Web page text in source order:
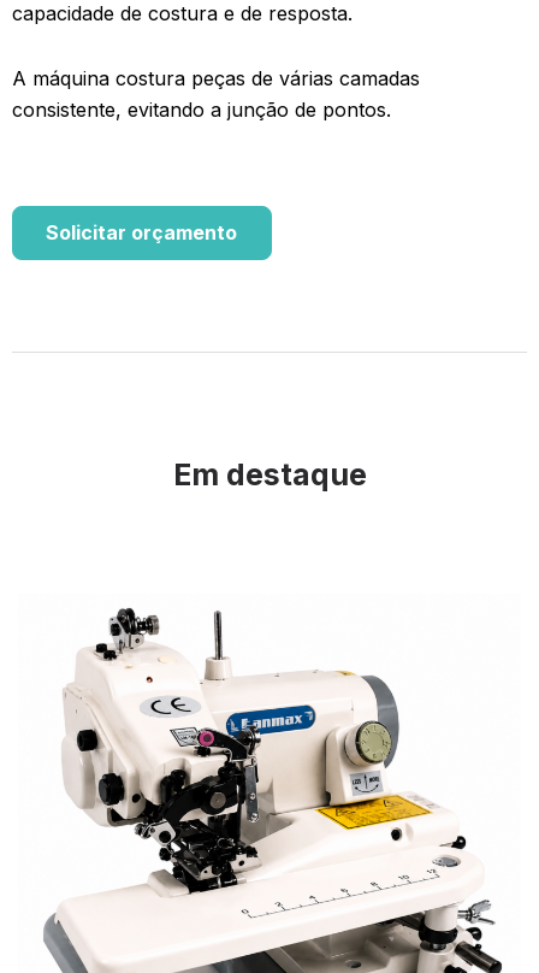
capacidade de costura e de resposta.
A máquina costura peças de várias camadas
consistente, evitando a junção de pontos.
Solicitar orçamento
Em destaque